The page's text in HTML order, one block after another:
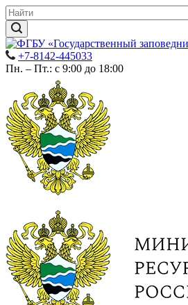
+7-8142-445033
Пн. – Пт.: с 9:00 до 18:00